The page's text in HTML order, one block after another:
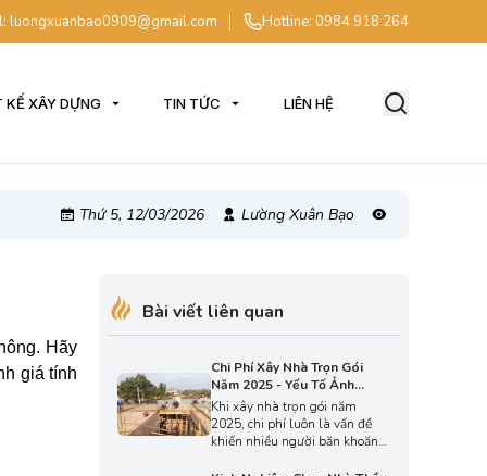
luongxuanbao0909@gmail.com Hotline: 0984 918 264
KẾ XÂY DỰNG TIN TỨC LIÊN HỆ
Thứ 5, 12/03/2026 Lường Xuân Bạo
Hãy
giá tính
Bài viết liên quan
Chi Phí Xây Nhà Trọn Gói
Năm 2025 - Yếu Tố Ảnh
Hưởng Và Cách Tối Ưu
Khi xây nhà trọn gói năm
2025, chi phí luôn là vấn đề
khiến nhiều người băn khoăn.